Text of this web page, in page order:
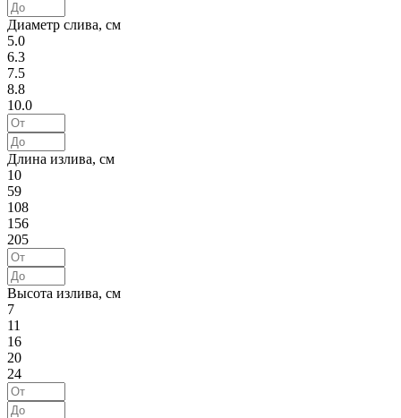
Диаметр слива, см
5.0
6.3
7.5
8.8
10.0
Длина излива, см
10
59
108
156
205
Высота излива, см
7
11
16
20
24